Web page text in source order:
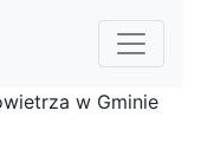
w Gminie